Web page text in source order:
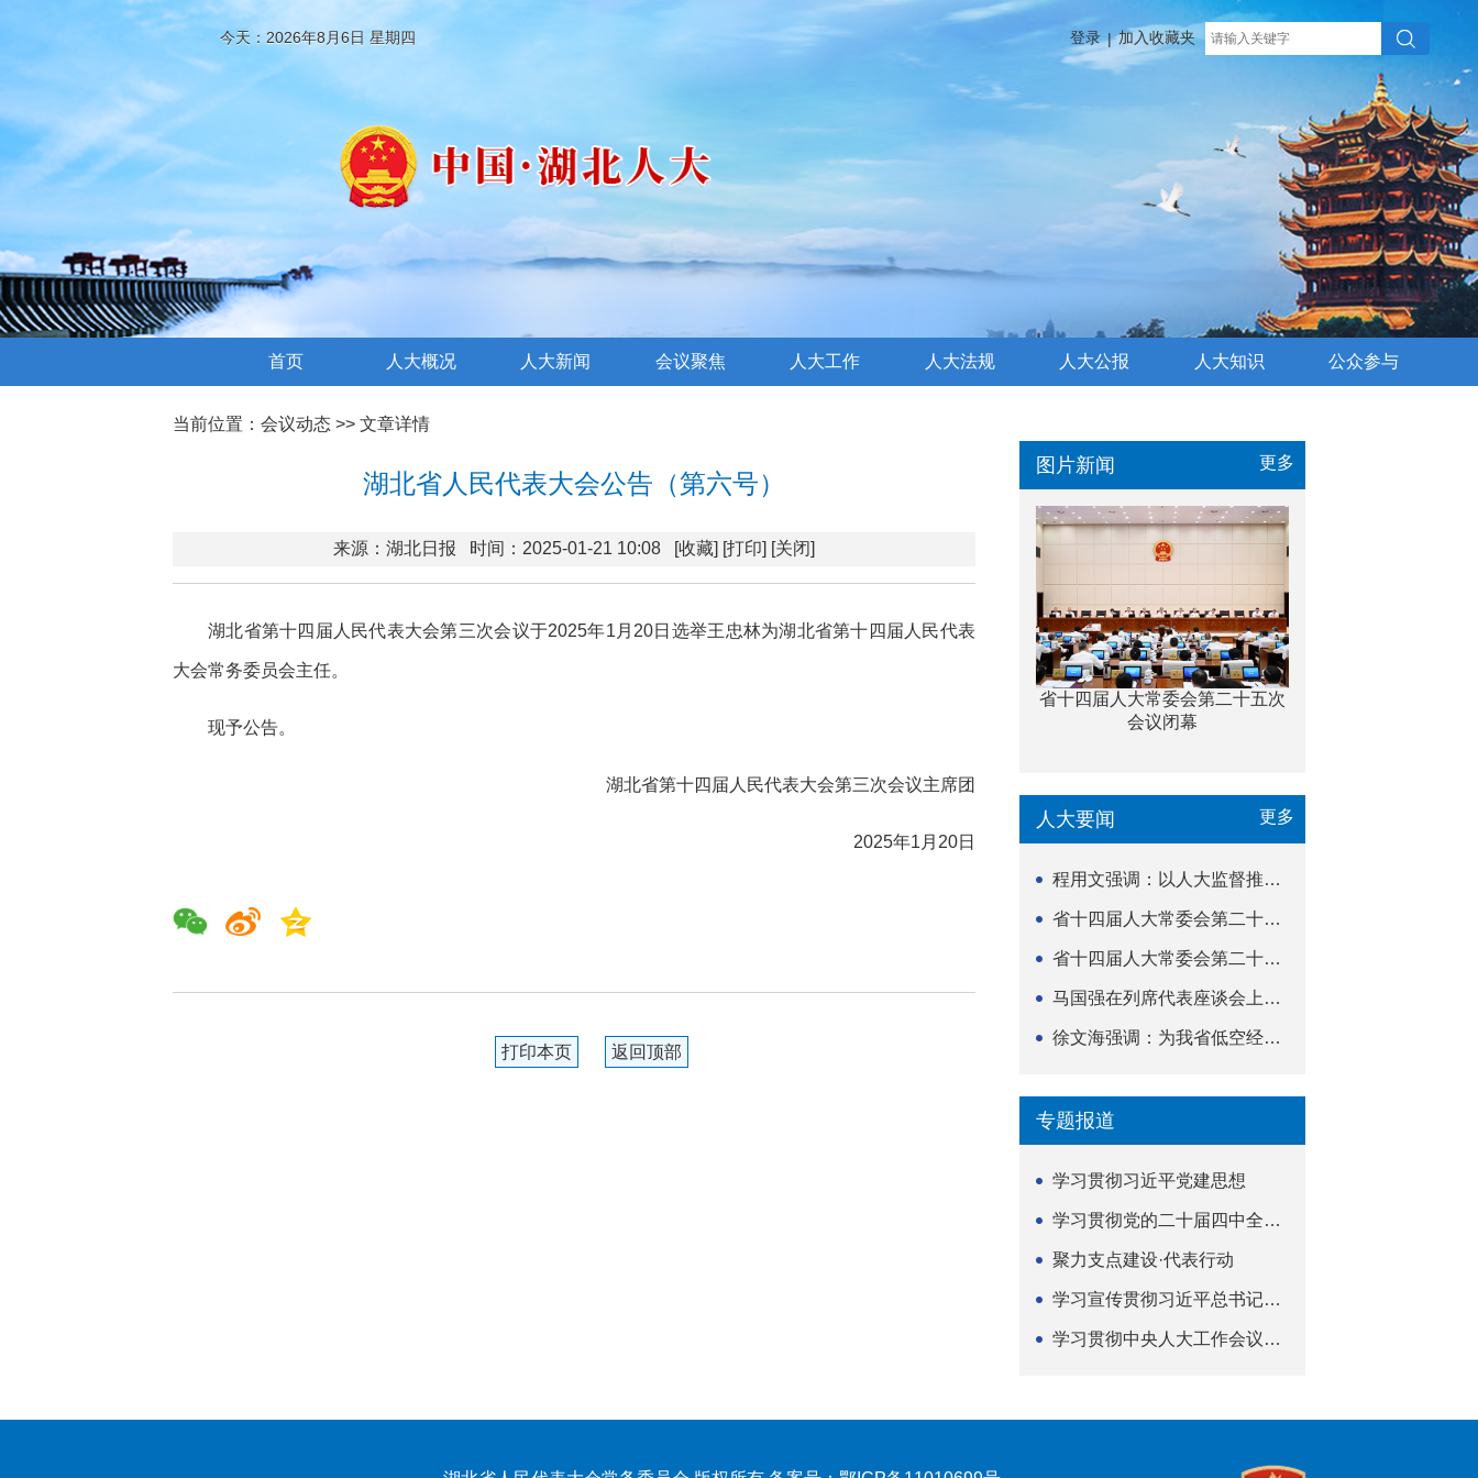
今天：2026年8月6日 星期四 登录 | 加入收藏夹
首页 人大概况 人大新闻 会议聚焦 人大工作 人大法规 人大公报 人大知识 公众参与
当前位置： 会议动态 >> 文章详情
湖北省人民代表大会公告（第六号）
来源：湖北日报 时间：2025-01-21 10:08 [收藏] [打印] [关闭]
湖北省第十四届人民代表大会第三次会议于2025年1月20日选举王忠林为湖北省第十四届人民代表
大会常务委员会主任。
现予公告。
湖北省第十四届人民代表大会第三次会议主席团
2025年1月20日
打印本页 返回顶部
图片新闻 更多
省十四届人大常委会第二十五次
会议闭幕
人大要闻 更多
程用文强调：以人大监督推动科技金融高质量发展
省十四届人大常委会第二十五次会议闭幕
省十四届人大常委会第二十五次会议举行
马国强在列席代表座谈会上强调 以精准履职筑牢荆楚...
徐文海强调：为我省低空经济高质量发展提供法治支撑
专题报道
学习贯彻习近平党建思想
学习贯彻党的二十届四中全会精神
聚力支点建设·代表行动
学习宣传贯彻习近平总书记关于坚持
学习贯彻中央人大工作会议精神